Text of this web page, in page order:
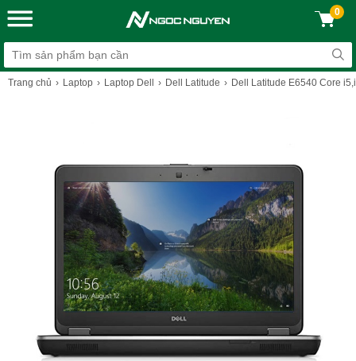
0
Trang chủ Laptop Laptop Dell Dell Latitude Dell Latitude E6540 Core